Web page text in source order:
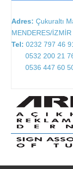
Adres: Çukuraltı
MENDERES/İZMİR
Tel: 0232 797 46
0532 200 21
0536 447 60